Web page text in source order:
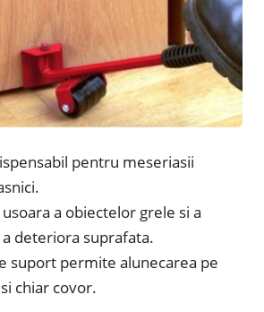
pentru meseriasii
a obiectelor grele si a
deteriora suprafata.
suport permite alunecarea pe
chiar covor.